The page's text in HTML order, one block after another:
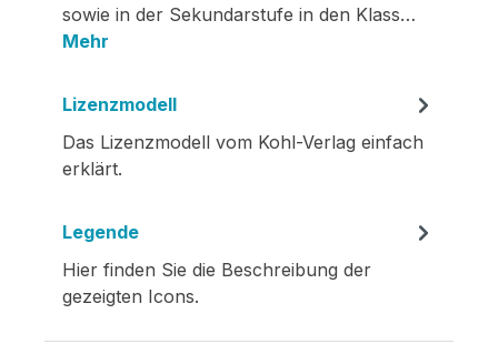
sowie in der Sekundarstufe in den Klass…
Mehr
Lizenzmodell
Das Lizenzmodell vom Kohl-Verlag einfach
erklärt.
Legende
Hier finden Sie die Beschreibung der
gezeigten Icons.